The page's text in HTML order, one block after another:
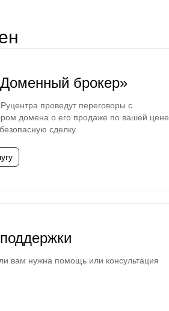
брокер»
проведут переговоры с
домена о его продаже по вашей цене
сделку.
вам нужна помощь или консультация